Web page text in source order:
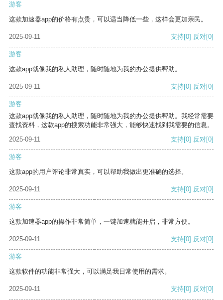
游客
这款加速器app的价格有点贵，可以适当降低一些，这样会更加亲民。
2025-09-11 支持[0] 反对[0]
游客
这款app就像我的私人助理，随时随地为我的办公提供帮助。
2025-09-11 支持[0] 反对[0]
游客
这款app就像我的私人助理，随时随地为我的办公提供帮助。我经常需要
查找资料，这款app的搜索功能非常强大，能够快速找到我需要的信息。
2025-09-11
支持[0] 反对[0]
游客
这款app的用户评论非常真实，可以帮助我做出更准确的选择。
2025-09-11 支持[0] 反对[0]
游客
这款加速器app的操作非常简单，一键加速就能开启，非常方便。
2025-09-11 支持[0] 反对[0]
游客
这款软件的功能非常强大，可以满足我日常使用的需求。
2025-09-11 支持[0] 反对[0]